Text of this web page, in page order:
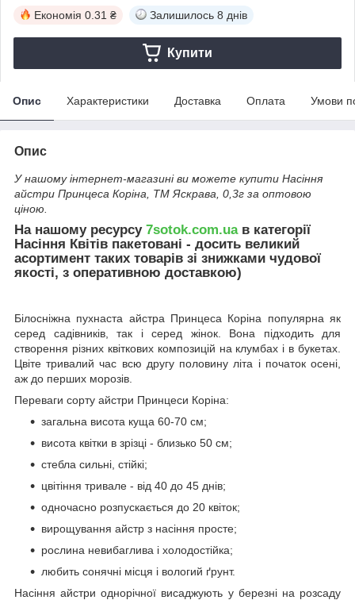
Економія 0.31 ₴ Залишилось 8 днів
Купити
Опис Характеристики Доставка Оплата Умови
Опис
У нашому інтернет-магазині ви можете купити Насіння
айстри Принцеса Корiна, ТМ Яскрава, 0,3г за оптовою
ціною.
На нашому ресурсу 7sotok.com.uaв категорії
Насіння Квітів пакетовані - досить великий
асортимент таких товарів зі знижками чудової
якості, з оперативною доставкою)
Білосніжна пухнаста айстра Принцеса Корінa популярна як
серед садівників, так і серед жінок. Вона підходить для
створення різних квіткових композицій на клумбах і в букетах.
Цвіте тривалий час всю другу половину літа і початок осені,
аж до перших морозів.
Переваги сорту айстри Принцеси Корінa:
загальна висота куща 60-70 см;
висота квітки в зрізці - близько 50 см;
стебла сильні, стійкі;
цвітіння тривале - від 40 до 45 днів;
одночасно розпускається до 20 квіток;
вирощування айстр з насіння просте;
рослина невибаглива і холодостійка;
любить сонячні місця і вологий ґрунт.
Насіння айстри однорічної висаджують у березні на розсаду